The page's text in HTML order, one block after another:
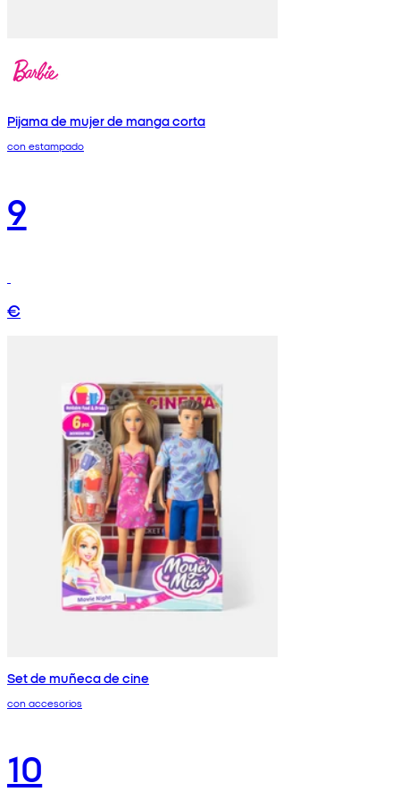
Pijama de mujer de manga corta
con estampado
9
€
Set de muñeca de cine
con accesorios
10